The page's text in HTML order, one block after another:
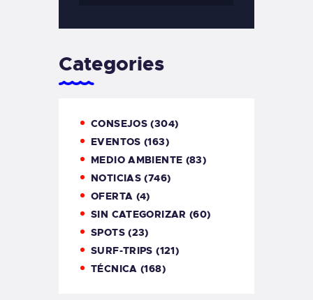
Categories
CONSEJOS (304)
EVENTOS (163)
MEDIO AMBIENTE (83)
NOTICIAS (746)
OFERTA (4)
SIN CATEGORIZAR (60)
SPOTS(23)
SURF-TRIPS (121)
TÉCNICA (168)